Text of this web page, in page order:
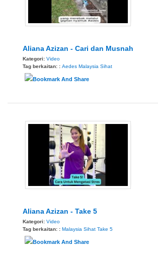
Aliana Azizan - Cari dan Musnah
Kategori: Video
Tag berkaitan: : Aedes Malaysia Sihat
Aliana Azizan - Take 5
Kategori: Video
Tag berkaitan: : Malaysia Sihat Take 5